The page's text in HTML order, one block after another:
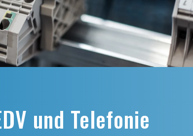
und Telefonie